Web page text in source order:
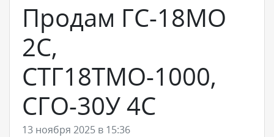
Продам ГС-18МО
2С,
СТГ18ТМО-1000,
СГО-30У 4С
13 ноября 2025 в 15:36